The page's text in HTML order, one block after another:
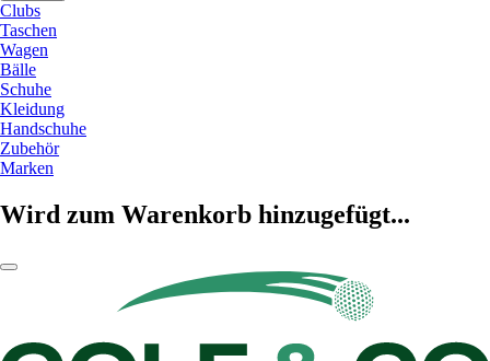
Clubs
Taschen
Wagen
Bälle
Schuhe
Kleidung
Handschuhe
Zubehör
Marken
Wird zum Warenkorb hinzugefügt...